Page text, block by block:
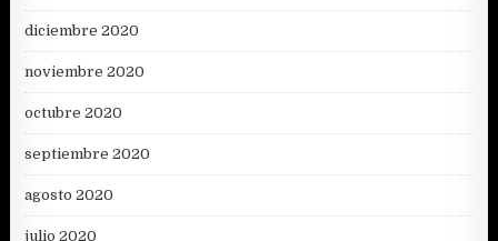
diciembre 2020
noviembre 2020
octubre 2020
septiembre 2020
agosto 2020
julio 2020